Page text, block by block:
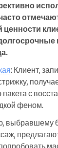
: Клиент,
пакета с
феном.
выбравшему